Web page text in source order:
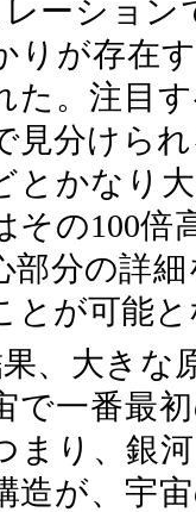
ーション
りが存在
た。注目
見分けら
とかなり
その100倍
部分の詳
とが可能
、大きな
で一番最
まり、銀
造が、宇